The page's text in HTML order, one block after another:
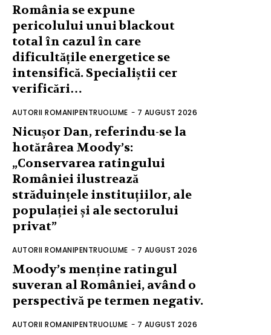
România se expune
pericolului unui blackout
total în cazul în care
dificultățile energetice se
intensifică. Specialiștii cer
verificări…
AUTORII ROMANIPENTRUOLUME - 7 AUGUST 2026
Nicușor Dan, referindu-se la
hotărârea Moody’s:
„Conservarea ratingului
României ilustrează
străduințele instituțiilor, ale
populației și ale sectorului
privat”
AUTORII ROMANIPENTRUOLUME - 7 AUGUST 2026
Moody’s menține ratingul
suveran al României, având o
perspectivă pe termen negativ.
AUTORII ROMANIPENTRUOLUME - 7 AUGUST 2026